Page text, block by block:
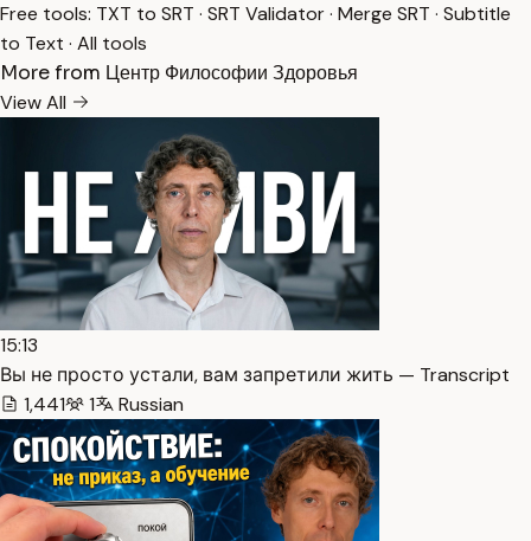
Free tools: TXT to SRT · SRT Validator· Merge SRT · Subtitle
to Text · All tools
More from Центр Философии Здоровья
View All
15:13
Вы не просто устали, вам запретили жить — Transcript
1,441
1 Russian